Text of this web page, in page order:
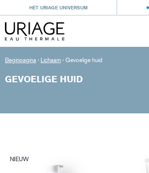
HET URIAGE UNIVERSUM
Beginpagina › Lichaam › Gevoelige huid
GEVOELIGE HUID
NIEUW